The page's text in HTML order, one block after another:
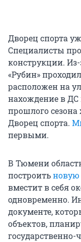
Дворец спорта
Специалисты
конструкции. Из-
«Рубин»
расположен на
нахождение в ДС
прошлого сезона
Дворец спорта.
первыми.
В Тюмени
построитьновую
вместит в себя
одновременно.
документе,
объектов,
государственно-